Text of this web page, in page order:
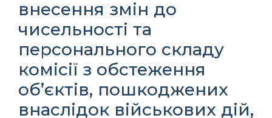
внесення змін до
чисельності та
персонального складу
комісії з обстеження
об’єктів, пошкоджених
внаслідок військових дій,